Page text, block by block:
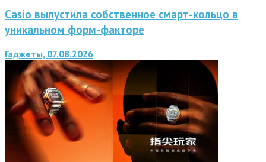
Casio выпустила собственное смарт-кольцо в
уникальном форм-факторе
Гаджеты, 07.08.2026